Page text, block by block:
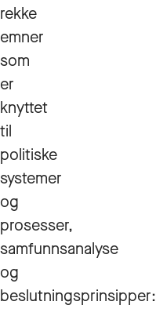
rekke
emner
som
er
knyttet
til
politiske
systemer
og
prosesser,
samfunnsanalyse
og
beslutningsprinsipper: